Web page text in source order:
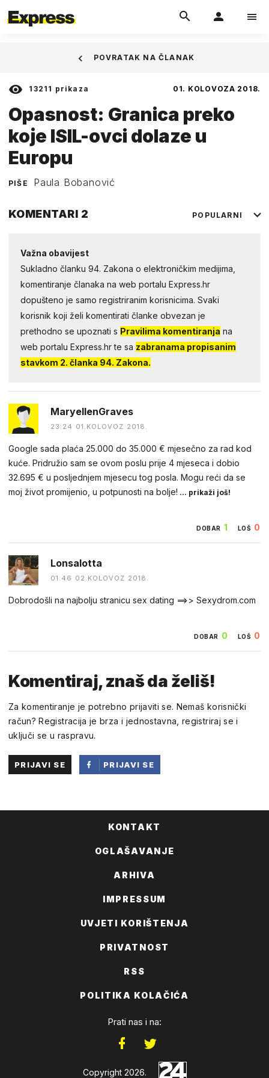
13211 prikaza 01. KOLOVOZA 2018.
Opasnost: Granica preko
koje ISIL-ovci dolaze u
Europu
PIŠE Paula Bobanović
POVRATAK NA ČLANAK
KOMENTARI 2 POPULARNI
Važna obavijest
Sukladno članku 94. Zakona o elektroničkim medijima,
komentiranje članaka na web portalu Express.hr
dopušteno je samo registriranim korisnicima. Svaki
korisnik koji želi komentirati članke obvezan je
prethodno se upoznati s Pravilima komentiranja na
web portalu Express.hr te sa zabranama propisanim
stavkom 2. članka 94. Zakona.
MaryellenGraves
23:24 01.KOLOVOZ 2018.
Google sada plaća 25.000 do 35.000 € mjesečno za rad kod
kuće. Pridružio sam se ovom poslu prije 4 mjeseca i dobio
32.695 € u posljednjem mjesecu tog posla. Mogu reći da se
moj život promijenio, u potpunosti na bolje! ... prikaži još!
DOBAR 1 LOŠ 0
Lonsalotta
01:46 02.KOLOVOZ 2018.
Dobrodošli na najbolju stranicu sex dating ==>> Sexydrom.com
DOBAR 0 LOŠ 0
Komentiraj, znaš da želiš!
Za komentiranje je potrebno prijaviti se. Nemaš korisnički
račun? Registracija je brza i jednostavna, registriraj se i
uključi se u raspravu.
PRIJAVI SE
PRIJAVI SE
KONTAKT
OGLAŠAVANJE
ARHIVA
IMPRESSUM
UVJETI KORIŠTENJA
PRIVATNOST
RSS
POLITIKA KOLAČIĆA
Prati nas i na:
Copyright 2026.